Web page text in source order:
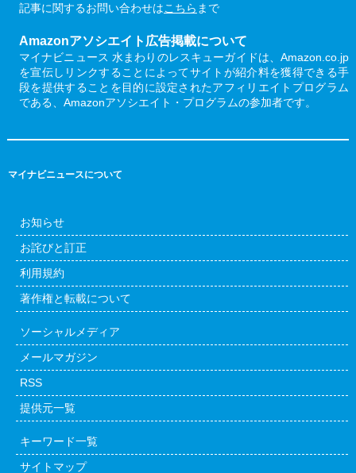
記事に関するお問い合わせはこちら まで
Amazonアソシエイト広告掲載について
マイナビニュース 水まわりのレスキューガイドは、Amazon.co.jp
を宣伝しリンクすることによってサイトが紹介料を獲得できる手
段を提供することを目的に設定されたアフィリエイトプログラム
である、Amazonアソシエイト・プログラムの参加者です。
マイナビニュースについて
お知らせ
お詫びと訂正
利用規約
著作権と転載について
ソーシャルメディア
メールマガジン
RSS
提供元一覧
キーワード一覧
サイトマップ